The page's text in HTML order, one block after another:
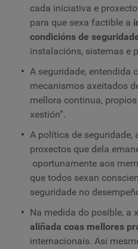
cada iniciativa e
para que sexa factible a
condicións de
instalacións, sistemas e
A seguridade, entendida
mecanismos axeitados
mellora continua,
xestión”.
A política de seguridade,
proxectos que dela
oportunamente aos
que todos sexan
seguridade no
Na medida do posible, a
aliñada coas mellores
internacionais. Así